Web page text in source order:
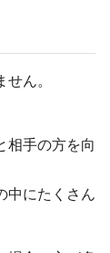
ん。
相手の方を向
中にたくさん